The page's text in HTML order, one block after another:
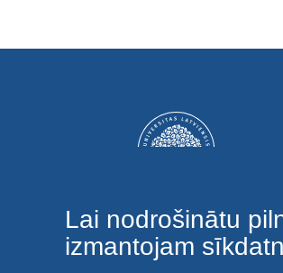
Lai nodrošinātu
izmantojam